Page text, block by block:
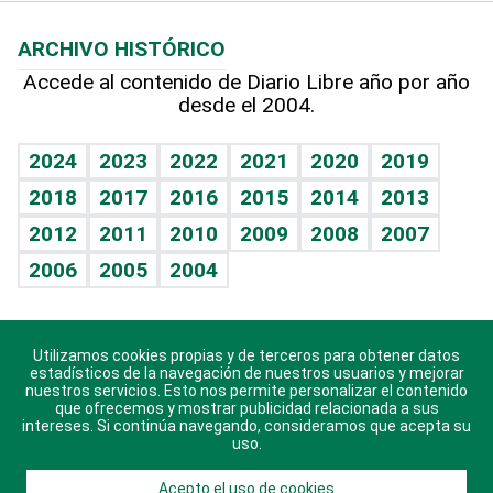
Hablando con el pediatra
Vida y familia
Eñe
Celebrando la vida
Sin complejos
En pocas palabras
Escuchando al corazón
Economía Personal
Línea de hit
TBT Deportivo
Más firmas
Hecho en casa
Guía del dinero
Cumpleaños
Horóscopos
Crucigramas
ARCHIVO HISTÓRICO
Accede al contenido de Diario Libre año por año
desde el 2004.
2024 2023 2022 2021 2020
2019
2018
2017 2016 2015 2014
2013
2012
2011 2010 2009 2008
2007
2006
2005 2004
Descarga nuestras aplicaciones para Android, iOS y
sistema Huawei.
Utilizamos cookies propias y de terceros para obtener datos
estadísticos de la navegación de nuestros usuarios y mejorar
nuestros servicios. Esto nos permite personalizar el contenido
que ofrecemos y mostrar publicidad relacionada a sus
intereses. Si continúa navegando, consideramos que acepta su
uso.
Acepto el uso de cookies